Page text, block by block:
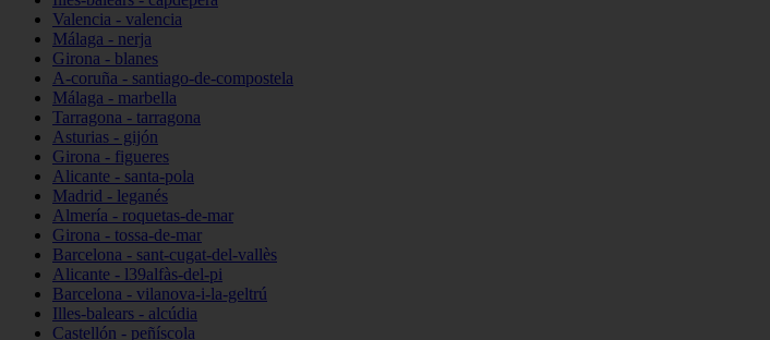
Valencia - valencia
Málaga - nerja
Girona - blanes
A-coruña - santiago-de-compostela
Málaga - marbella
Tarragona - tarragona
Asturias - gijón
Girona - figueres
Alicante - santa-pola
Madrid - leganés
Almería - roquetas-de-mar
Girona - tossa-de-mar
Barcelona - sant-cugat-del-vallès
Alicante - l39alfàs-del-pi
Barcelona - vilanova-i-la-geltrú
Illes-balears - alcúdia
Castellón - peñíscola